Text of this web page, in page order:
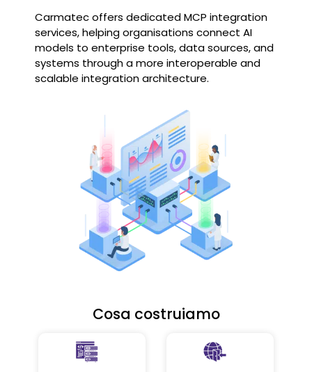
Carmatec offers dedicated MCP integration
services, helping organisations connect AI
models to enterprise tools, data sources, and
systems through a more interoperable and
scalable integration architecture.
Cosa costruiamo